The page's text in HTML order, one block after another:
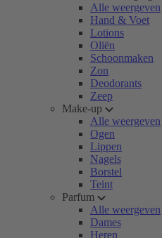
Alle weergeven
Hand & Voet
Lotions
Oliën
Schoonmaken
Zon
Deodorants
Zeep
Make-up
Alle weergeven
Ogen
Lippen
Nagels
Borstel
Teint
Parfum
Alle weergeven
Dames
Heren